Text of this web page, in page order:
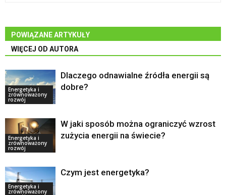
POWIĄZANE ARTYKUŁY
WIĘCEJ OD AUTORA
Energetyka i
zrównoważony
rozwój
Dlaczego odnawialne źródła energii są
dobre?
Energetyka i
zrównoważony
rozwój
W jaki sposób można ograniczyć wzrost
zużycia energii na świecie?
Energetyka i
zrównoważony
Czym jest energetyka?